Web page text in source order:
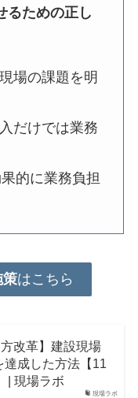
るための正し
現場の課題を明
だけでは業務
的に業務負担
策はこちら
現場ラボ
方改革】建設現場
達成した方法【11
| 現場ラボ